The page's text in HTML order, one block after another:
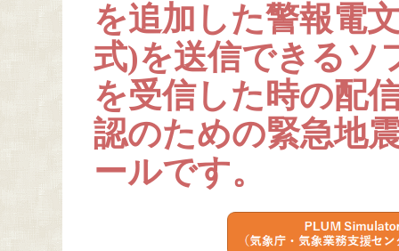
を追加した警報電
式)を送信できるソ
を受信した時の配
認のための緊急地
ールです。